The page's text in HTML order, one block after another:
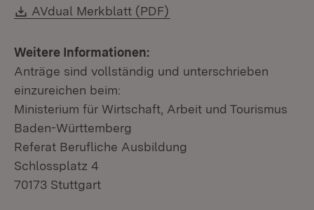
Download:
AVdual Merkblatt (PDF)
Weitere Informationen:
Anträge sind vollständig und unterschrieben
einzureichen beim:
Ministerium für Wirtschaft, Arbeit und Tourismus
Baden-Württemberg
Referat Berufliche Ausbildung
Schlossplatz 4
70173 Stuttgart